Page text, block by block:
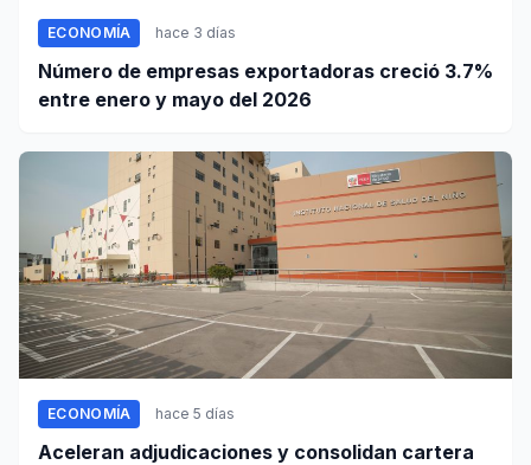
ECONOMÍA hace 3 días
Número de empresas exportadoras creció 3.7%
entre enero y mayo del 2026
ECONOMÍA hace 5 días
Aceleran adjudicaciones y consolidan cartera